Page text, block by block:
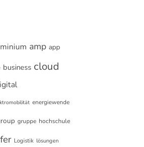
amp app
business cloud
energiewende
gruppe hochschule
Logistik lösungen